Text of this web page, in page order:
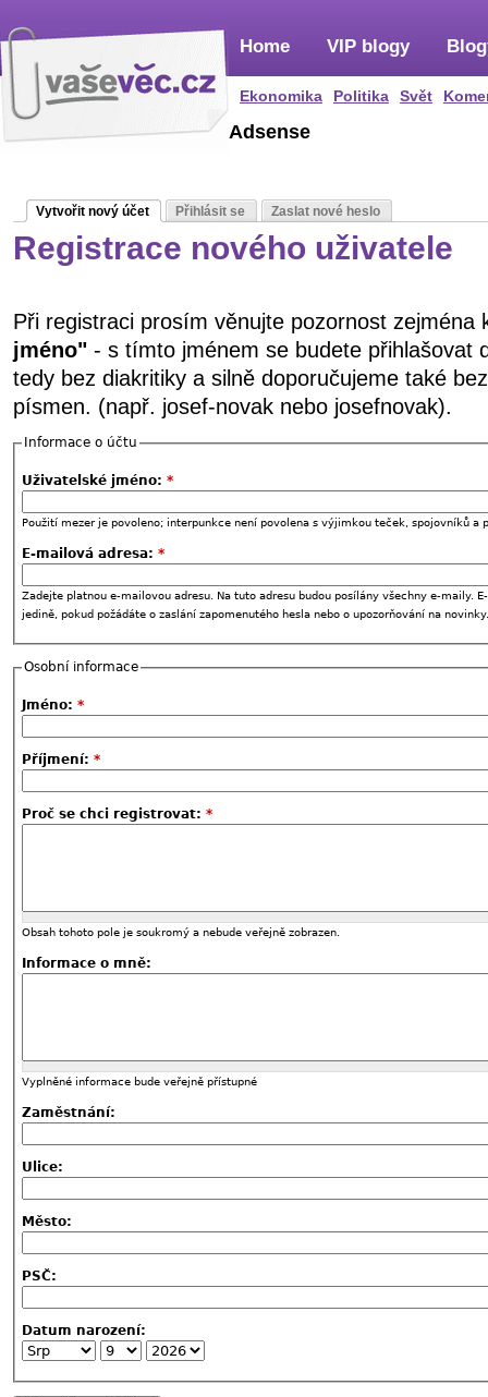
Home
Ekonomika Politika Svět
VIP blogy
Adsense
Vytvořit nový účet Přihlásit se Zaslat nové heslo
Registrace nového uživatele
Při registraci prosím věnujte pozornost zejména
jméno" - s tímto jménem se budete přihlašovat
tedy bez diakritiky a silně doporučujeme také
písmen. (např. josef-novak nebo josefnovak).
Informace o účtu
Uživatelské jméno: *
Použití mezer je povoleno; interpunkce není povolena s výjimkou teček, spojovníků a
E-mailová adresa: *
Zadejte platnou e-mailovou adresu. Na tuto adresu budou posílány všechny e-maily.
jedině, pokud požádáte o zaslání zapomenutého hesla nebo o upozorňování na novinky.
Osobní informace
Jméno: *
Příjmení: *
Proč se chci registrovat: *
Obsah tohoto pole je soukromý a nebude veřejně zobrazen.
Informace o mně:
Vyplněné informace bude veřejně přístupné
Zaměstnání:
Ulice:
Město:
PSČ:
Datum narození: